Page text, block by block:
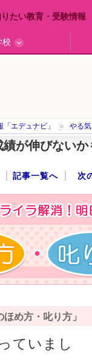
たい教育・受験情報
校
エデュナビ」 やる
が伸びないか
記事一覧へ 次
め方・叱り方」
ていまし